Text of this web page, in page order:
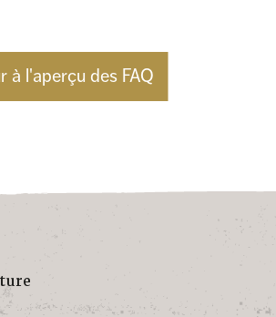
à l'aperçu des FAQ